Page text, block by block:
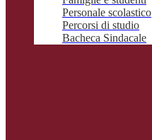
Personale scolastico
Percorsi di studio
Bacheca Sindacale